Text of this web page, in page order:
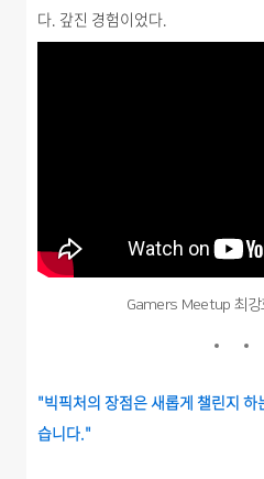
다. 갚진 경험이었다.
Gamers Meetup 최강
"빅픽처의 장점은 새롭게 챌린지
습니다."